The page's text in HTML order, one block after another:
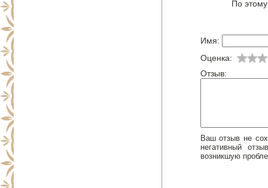
По
Имя:
Оценка:
Отзыв:
Ваш отзыв не
негативный
возникшую